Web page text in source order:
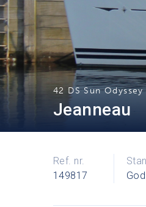
42 DS Sun Odyssey
Jeanneau
Ref. nr.
149817
God